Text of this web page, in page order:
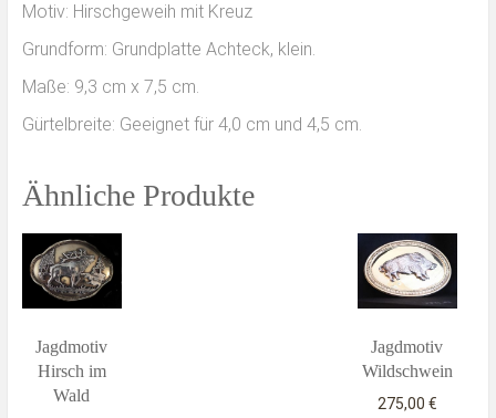
Motiv: Hirschgeweih mit Kreuz
Grundform: Grundplatte Achteck, klein.
Maße: 9,3 cm x 7,5 cm.
Gürtelbreite: Geeignet für 4,0 cm und 4,5 cm.
Ähnliche Produkte
Jagdmotiv
Hirsch im
Wald
Jagdmotiv
Wildschwein
275,00 €